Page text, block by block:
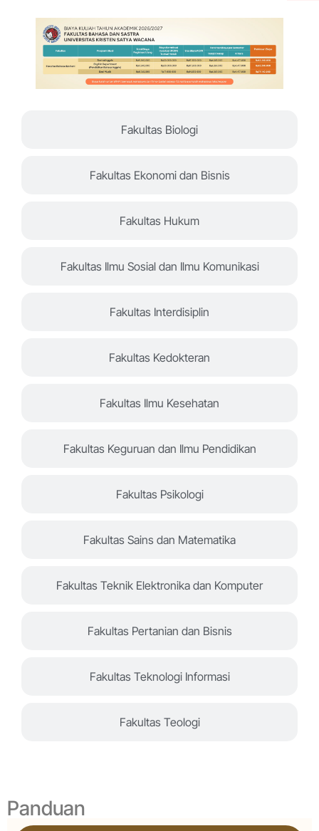
Fakultas Biologi
Fakultas Ekonomi dan Bisnis
Fakultas Hukum
Fakultas Ilmu Sosial dan Ilmu Komunikasi
Fakultas Interdisiplin
Fakultas Kedokteran
Fakultas Ilmu Kesehatan
Fakultas Keguruan dan Ilmu Pendidikan
Fakultas Psikologi
Fakultas Sains dan Matematika
Fakultas Teknik Elektronika dan Komputer
Fakultas Pertanian dan Bisnis
Fakultas Teknologi Informasi
Fakultas Teologi
Panduan